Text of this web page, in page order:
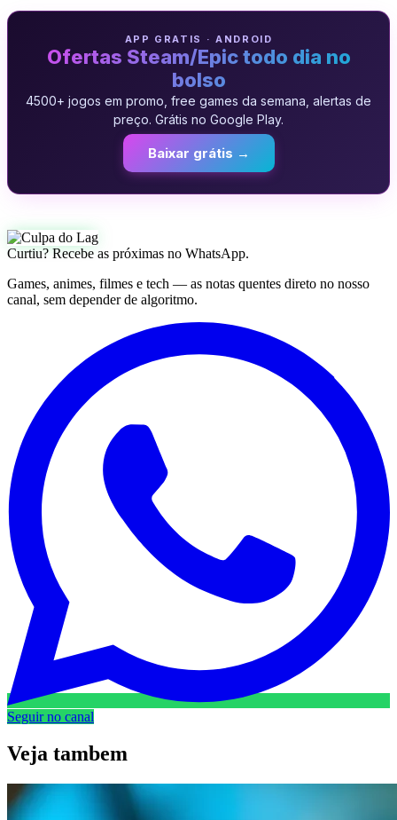
APP GRATIS · ANDROID
Ofertas Steam/Epic todo dia no
bolso
4500+ jogos em promo, free games da semana, alertas de
preço. Grátis no Google Play.
Baixar grátis →
Curtiu? Recebe as próximas no WhatsApp.
Games, animes, filmes e tech — as notas quentes direto no nosso
canal, sem depender de algoritmo.
Seguir no canal
Veja tambem